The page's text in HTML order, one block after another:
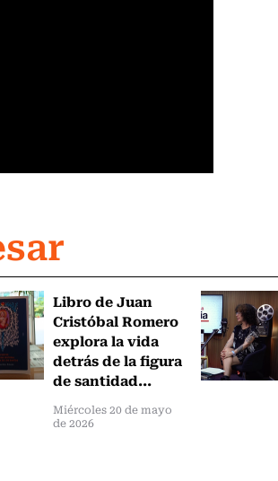
Libro de Juan
Cristóbal Romero
explora la vida
detrás de la figura
de santidad...
Miércoles 20 de mayo
de 2026